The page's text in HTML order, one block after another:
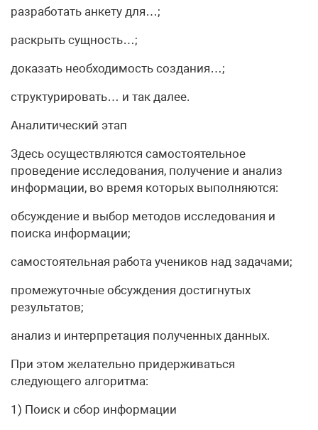
разработать анкету для…;
раскрыть сущность…;
доказать необходимость создания…;
структурировать… и так далее.
Аналитический этап
Здесь осуществляются самостоятельное
проведение исследования, получение и анализ
информации, во время которых выполняются:
обсуждение и выбор методов исследования и
поиска информации;
самостоятельная работа учеников над задачами;
промежуточные обсуждения достигнутых
результатов;
анализ и интерпретация полученных данных.
При этом желательно придерживаться
следующего алгоритма:
1) Поиск и сбор информации